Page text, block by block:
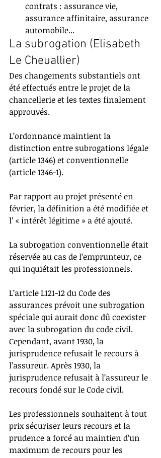
contrats : assurance vie,
assurance affinitaire, assurance
automobile...
La subrogation (Elisabeth
Le Cheuallier)
Des changements substantiels ont
été effectués entre le projet de la
chancellerie et les textes finalement
approuvés.
L’ordonnance maintient la
distinction entre subrogations légale
(article 1346) et conventionnelle
(article 1346-1).
Par rapport au projet présenté en
février, la définition a été modifiée et
l’ « intérêt légitime » a été ajouté.
La subrogation conventionnelle était
réservée au cas de l’emprunteur, ce
qui inquiétait les professionnels.
L’article L121-12 du Code des
assurances prévoit une subrogation
spéciale qui aurait donc dû coexister
avec la subrogation du code civil.
Cependant, avant 1930, la
jurisprudence refusait le recours à
l’assureur. Après 1930, la
jurisprudence refusait à l’assureur le
recours fondé sur le Code civil.
Les professionnels souhaitent à tout
prix sécuriser leurs recours et la
prudence a forcé au maintien d’un
maximum de recours pour les